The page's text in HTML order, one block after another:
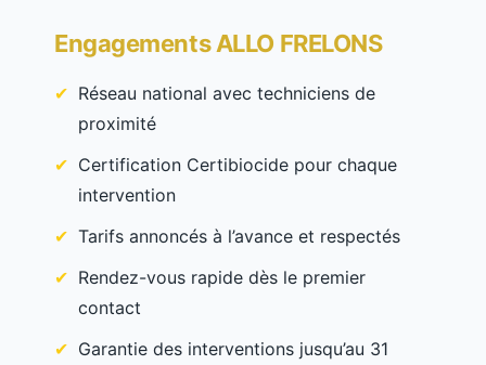
Engagements ALLO FRELONS
Réseau national avec techniciens de
proximité
Certification Certibiocide pour chaque
intervention
Tarifs annoncés à l’avance et respectés
Rendez-vous rapide dès le premier
contact
Garantie des interventions jusqu’au 31